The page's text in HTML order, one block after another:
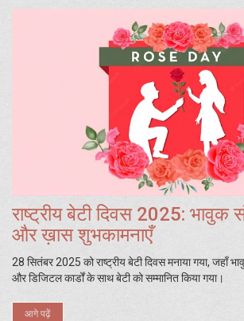
राष्ट्रीय बेटी दिवस 2025: भावुक
और ख़ास शुभकामनाएँ
28 सितंबर 2025 को राष्ट्रीय बेटी दिवस मनाया गया, जहाँ
और डिजिटल कार्डों के साथ बेटी को सम्मानित किया गया।
आगे पढ़ें